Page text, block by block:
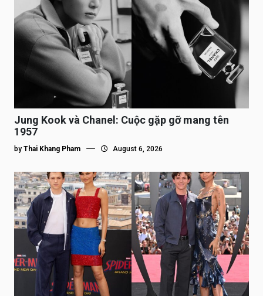
Jung Kook và Chanel: Cuộc gặp gỡ mang tên
1957
by Thai Khang Pham August 6, 2026